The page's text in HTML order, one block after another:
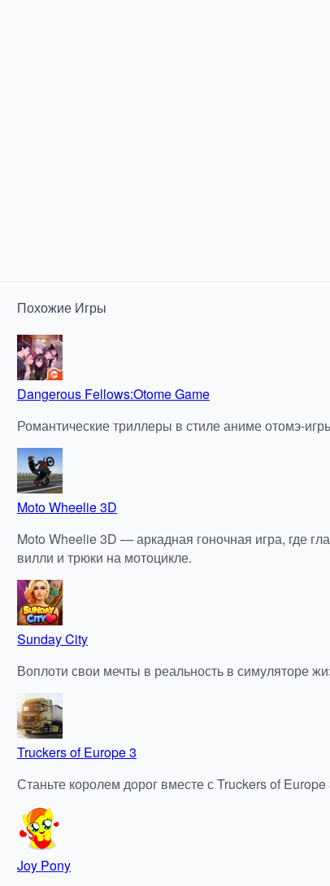
Похожие Игры
Dangerous Fellows:Otome Game
Романтические триллеры в стиле аниме отомэ-
Moto Wheelie 3D
Moto Wheelie 3D — аркадная гоночная игра, где
вилли и трюки на мотоцикле.
Sunday City
Воплоти свои мечты в реальность в симуляторе
Truckers of Europe 3
Станьте королем дорог вместе с Truckers of Europe
Joy Pony